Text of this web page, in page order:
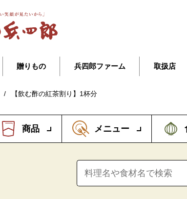
贈りもの 兵四郎ファーム 取扱店
/ 【飲む酢の紅茶割り】1杯分
商品 メニュー